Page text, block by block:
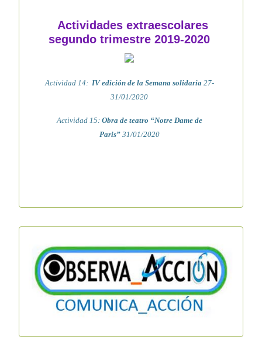
Actividades extraescolares
segundo trimestre 2019-2020
Actividad 14: IV edición de la Semana solidaria 27-
31/01/2020
Actividad 15: Obra de teatro “Notre Dame de
Paris” 31/01/2020